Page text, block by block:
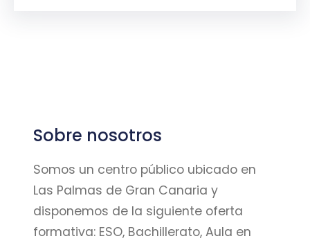
Sobre nosotros
Somos un centro público ubicado en
Las Palmas de Gran Canaria y
disponemos de la siguiente oferta
formativa: ESO, Bachillerato, Aula en